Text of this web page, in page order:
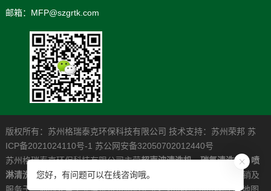
邮箱：MFP@szgrtk.com
版权所有：苏州格瑞泰克环保科技有限公司 技术支持： 苏州荣邦 苏
ICP备2021024110号-1 苏公网安备32050702012440号
苏州格瑞泰克环保科技有限公司主营超声波清洗机，碳氢清洗机，喷
淋清洗机，是一家专业从事高清洁度问题解决系统的研发制造营销及
服务于一体的大型工业清洗设备制造企业。xml地图 htm地图 txt地图
您好，有问题可以在线咨询哦。